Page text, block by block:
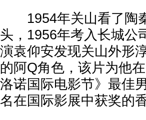
1954年关山看了陶秦
头，1956年考入长城公
演袁仰安发现关山外形
的阿Q角色，该片为他
洛诺国际电影节》最佳
名在国际影展中获奖的